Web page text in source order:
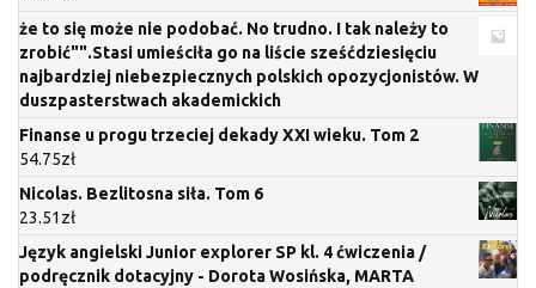
że to się może nie podobać. No trudno. I tak należy to
zrobić"".Stasi umieściła go na liście sześćdziesięciu
najbardziej niebezpiecznych polskich opozycjonistów. W
duszpasterstwach akademickich
Finanse u progu trzeciej dekady XXI wieku. Tom 2
54.75zł
Nicolas. Bezlitosna siła. Tom 6
23.51 zł
Język angielski Junior explorer SP kl. 4 ćwiczenia /
podręcznik dotacyjny - Dorota Wosińska, MARTA